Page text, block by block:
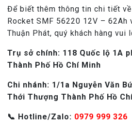
Để biết thêm thông tin chi tiết
Rocket SMF 56220 12V – 62Ah
Thuận Phát, quý khách hàng vui
Trụ sở chính: 118 Quốc l ộ 1A
Thành Phố H ồ Chí Minh
Chi nhánh: 1/1a Nguyễn Văn B
Thới Thượng Thành Phố H ồ
📞 Hotline/Zalo: 0979 999 326